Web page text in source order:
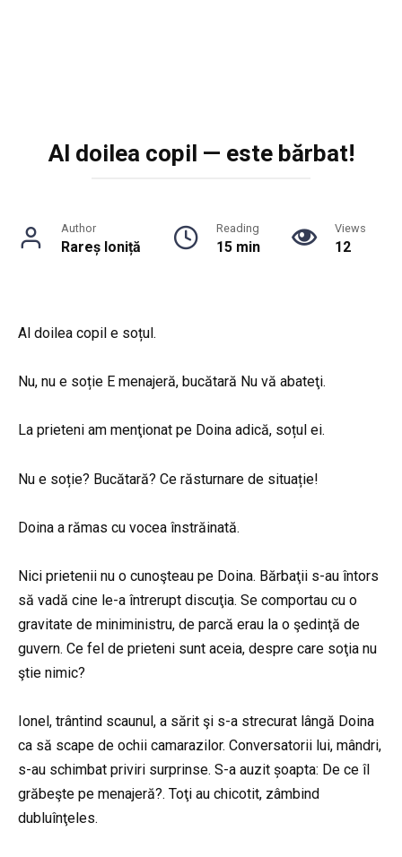
Al doilea copil — este bărbat!
Author
Rareș Ioniță
Reading
15 min
Views
12
Al doilea copil e soțul.
Nu, nu e soție E menajeră, bucătară Nu vă abateţi.
La prieteni am menţionat pe Doina adică, soțul ei.
Nu e soție? Bucătară? Ce răsturnare de situație!
Doina a rămas cu vocea înstrăinată.
Nici prietenii nu o cunoşteau pe Doina. Bărbaţii s-au întors
să vadă cine le-a întrerupt discuţia. Se comportau cu o
gravitate de miniministru, de parcă erau la o şedinţă de
guvern. Ce fel de prieteni sunt aceia, despre care soţia nu
ştie nimic?
Ionel, trântind scaunul, a sărit şi s-a strecurat lângă Doina
ca să scape de ochii camarazilor. Conversatorii lui, mândri,
s-au schimbat priviri surprinse. S-a auzit șoapta: De ce îl
grăbeşte pe menajeră?. Toţi au chicotit, zâmbind
dubluînţeles.